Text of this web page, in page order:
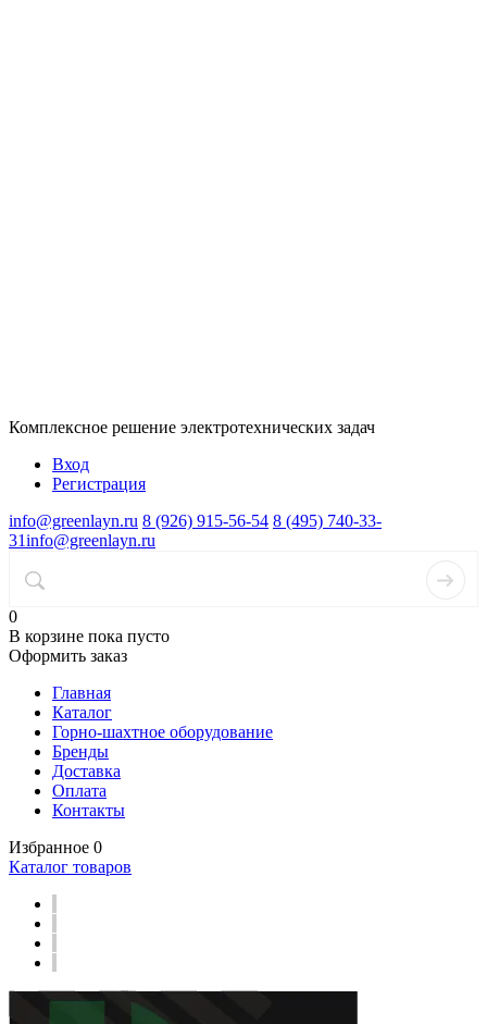
Комплексное решение электротехнических задач
Вход
Регистрация
info@greenlayn.ru 8 (926) 915-56-54 8 (495) 740-33-
31info@greenlayn.ru
0
В корзине пока пусто
Оформить заказ
Главная
Каталог
Горно-шахтное оборудование
Бренды
Доставка
Оплата
Контакты
Избранное 0
Каталог товаров